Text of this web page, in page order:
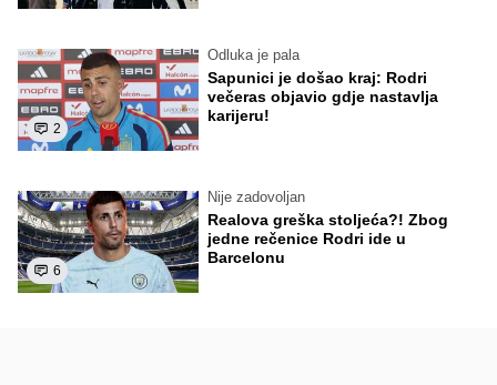
2
Odluka je pala
Sapunici je došao kraj: Rodri
večeras objavio gdje nastavlja
karijeru!
6
Nije zadovoljan
Realova greška stoljeća?! Zbog
jedne rečenice Rodri ide u
Barcelonu